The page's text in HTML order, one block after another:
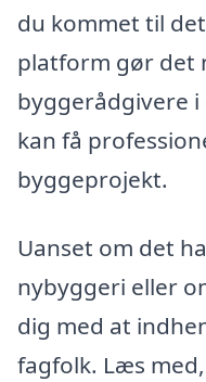
du kommet til
platform gør det
byggerådgivere
kan få
byggeprojekt.
Uanset om det
nybyggeri eller
dig med at
fagfolk. Læs